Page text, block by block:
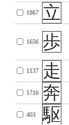
1867 立
1656 歩
1137 走
1716 奔
403 駆